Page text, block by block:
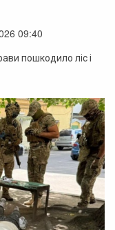
09:40
пошкодило ліс і